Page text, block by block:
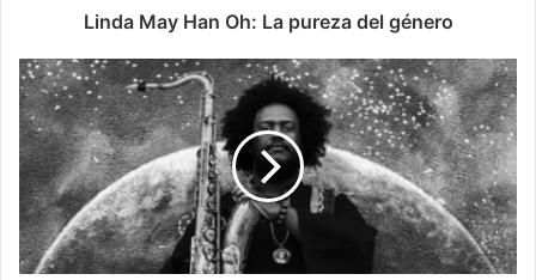
Linda May Han Oh: La pureza del género